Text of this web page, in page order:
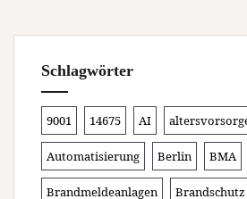
Schlagwörter
9001 14675 AI
Automatisierung Berlin BMA
Brandmeldeanlagen Brandschutz